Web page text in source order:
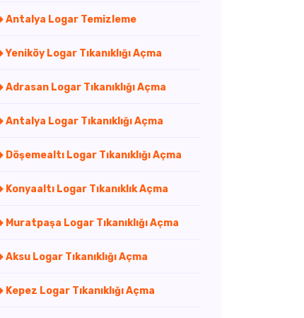
Antalya Logar Temizleme
Yeniköy Logar Tıkanıklığı Açma
Adrasan Logar Tıkanıklığı Açma
Antalya Logar Tıkanıklığı Açma
Döşemealtı Logar Tıkanıklığı Açma
Konyaaltı Logar Tıkanıklık Açma
Muratpaşa Logar Tıkanıklığı Açma
Aksu Logar Tıkanıklığı Açma
Kepez Logar Tıkanıklığı Açma